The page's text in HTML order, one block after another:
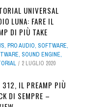
UNIVERSAL
LUNA: FARE IL
DI PIÙ TAKE
, PRO AUDIO, SOFTWARE,
, SOUND ENGINE,
2 LUGLIO 2020
312, IL PREAMP PIÙ
DI SEMPRE –